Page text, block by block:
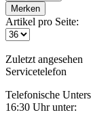
Merken
Artikel pro Seite:
Zuletzt angesehen
Servicetelefon
Telefonische
16:30 Uhr unter: